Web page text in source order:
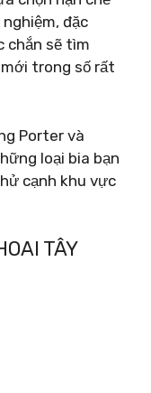
đặc
chắn sẽ tìm
trong số rất
Porter và
loại bia bạn
cạnh khu vực
TÂY